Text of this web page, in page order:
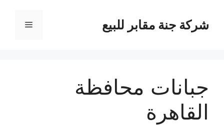
المحتوىشركة جنة مقابر للبيع القائمة
جبانات محافظة
القاهرة